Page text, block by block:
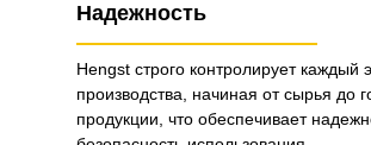
Надежность
Hengst строго контролирует каждый
производства, начиная от сырья до
продукции, что обеспечивает